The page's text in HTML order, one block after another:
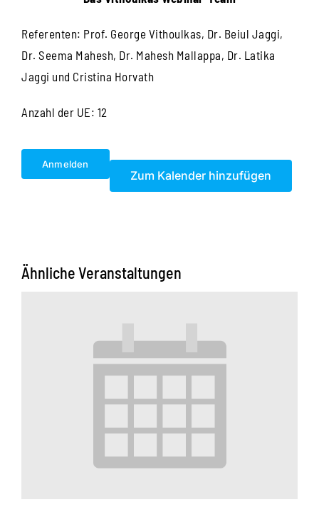
Referenten: Prof. George Vithoulkas, Dr. Beiul Jaggi,
Dr. Seema Mahesh, Dr. Mahesh Mallappa, Dr. Latika
Jaggi und Cristina Horvath
Anzahl der UE: 12
Anmelden
Zum Kalender hinzufügen
Ähnliche Veranstaltungen